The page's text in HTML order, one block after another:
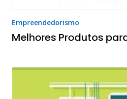
Empreendedorismo
Melhores Produtos